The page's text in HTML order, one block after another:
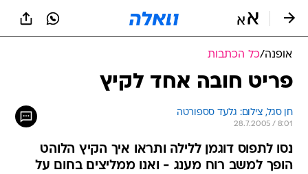
אופנה/כל הכתבות
פריט חובה אחד לקיץ
חן סגל, צילום: גלעד סספורטה
28.7.2005 / 8:01
נסו לתפוס דוגמן ללילה ותראו איך הקיץ הלוהט
הופך למשב רוח מענג - ואנו ממליצים בחום על